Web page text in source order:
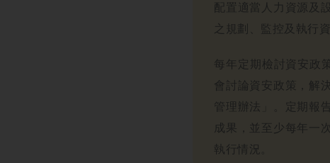
配置適當人力資源及
之規劃、監控及執行
每年定期檢討資安政
會討論資安政策，解
管理辦法」。定期報
成果，並至少每年一
執行情況。